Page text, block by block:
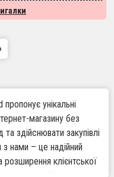
унікальні
магазину без
здійснювати закупівлі
з нами – це надійний
клієнтської